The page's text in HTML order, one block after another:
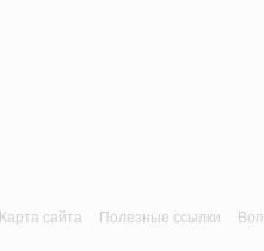
Карта сайта Полезные ссылки